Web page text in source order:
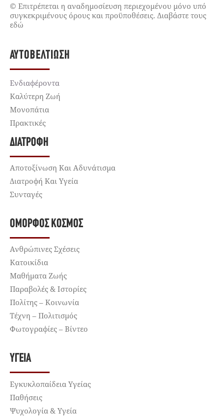
© Επιτρέπεται η αναδημοσίευση περιεχομένου μόνο υπό
συγκεκριμένους όρους και προϋποθέσεις. Διαβάστε τους
εδώ
ΑΥΤΟΒΕΛΤΊΩΣΗ
Ενδιαφέροντα
Καλύτερη Ζωή
Μονοπάτια
Πρακτικές
ΔΙΑΤΡΟΦΉ
Αποτοξίνωση Και Αδυνάτισμα
Διατροφή Και Υγεία
Συνταγές
ΌΜΟΡΦΟΣ ΚΌΣΜΟΣ
Ανθρώπινες Σχέσεις
Κατοικίδια
Μαθήματα Ζωής
Παραβολές & Ιστορίες
Πολίτης – Κοινωνία
Τέχνη – Πολιτισμός
Φωτογραφίες – Βίντεο
ΥΓΕΊΑ
Εγκυκλοπαίδεια Υγείας
Παθήσεις
Ψυχολογία & Υγεία